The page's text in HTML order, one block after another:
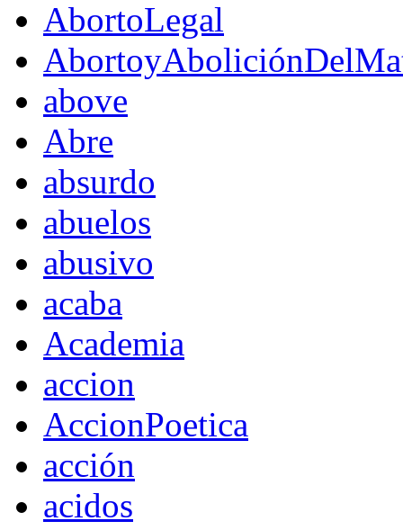
AbortoLegal
above
Abre
absurdo
abuelos
abusivo
acaba
Academia
accion
AccionPoetica
acción
acidos